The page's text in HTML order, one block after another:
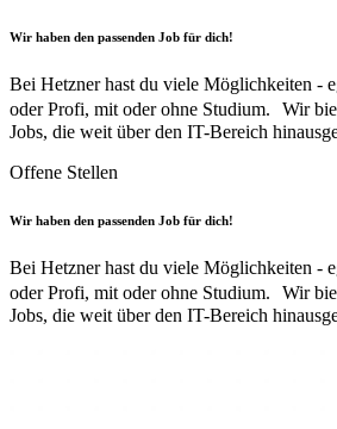
Wir haben den passenden Job für dich!
Bei Hetzner hast du viele Möglichkeiten -
oder Profi, mit oder ohne Studium. Wir
Jobs, die weit über den IT-Bereich
Offene Stellen
Wir haben den passenden Job für dich!
Bei Hetzner hast du viele Möglichkeiten -
oder Profi, mit oder ohne Studium. Wir
Jobs, die weit über den IT-Bereich